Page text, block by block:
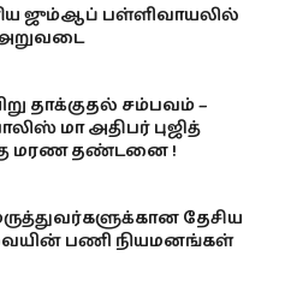
ஜும்ஆப் பள்ளிவாயலில்
அறுவடை
தாக்குதல் சம்பவம் –
மா அதிபர் புஜித்
மரண தண்டனை !
தேசிய
பணி நியமனங்கள்